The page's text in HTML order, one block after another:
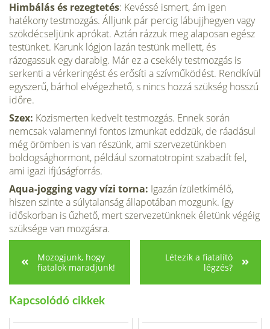
Himbálás és rezegtetés: Kevéssé ismert, ám igen
hatékony testmozgás. Álljunk pár percig lábujjhegyen vagy
szökdécseljünk aprókat. Aztán rázzuk meg alaposan egész
testünket. Karunk lógjon lazán testünk mellett, és
rázogassuk egy darabig. Már ez a csekély testmozgás is
serkenti a vérkeringést és erősíti a szívműködést. Rendkívül
egyszerű, bárhol elvégezhető, s nincs hozzá szükség hosszú
időre.
Szex: Közismerten kedvelt testmozgás. Ennek során
nemcsak valamennyi fontos izmunkat eddzük, de ráadásul
még örömben is van részünk, ami szervezetünkben
boldogsághormont, például szomatotropint szabadít fel,
ami igazi ifjúságforrás.
Aqua-jogging vagy vízi torna: Igazán ízületkímélő,
hiszen szinte a súlytalanság állapotában mozgunk. így
időskorban is űzhető, mert szervezetünknek életünk végéig
szüksége van mozgásra.
Mozogjunk, hogy
fiatalok maradjunk!
Létezik a fiatalító
légzés?
Kapcsolódó cikkek